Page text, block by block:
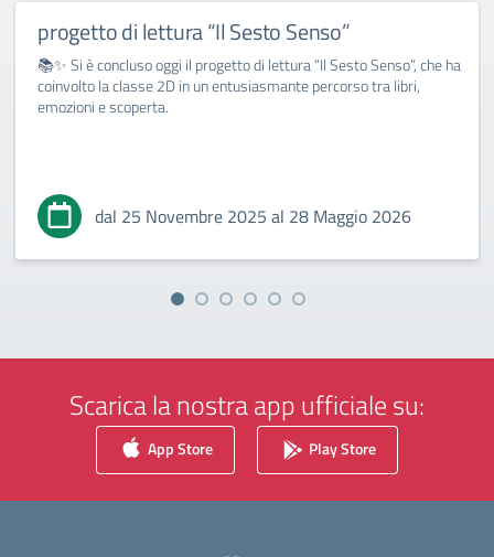
progetto di lettura “Il Sesto Senso”
📚✨ Si è concluso oggi il progetto di lettura “Il Sesto Senso”, che ha
coinvolto la classe 2D in un entusiasmante percorso tra libri,
emozioni e scoperta.
dal 25 Novembre 2025 al 28 Maggio 2026
Scarica la nostra app ufficiale su:
App Store Play Store